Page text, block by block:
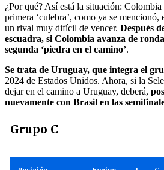
¿Por qué? Así está la situación: Colombia
primera ‘culebra’, como ya se
un rival muy difícil de vencer. Después
escuadra, si Colombia avanza de
segunda ‘piedra en el camino’.
Se trata de Uruguay, que integra el
2024 de Estados Unidos. Ahora, si la
dejar en el camino a Uruguay, deberá,
nuevamente con Brasil en las